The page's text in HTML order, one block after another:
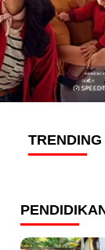
TRENDING